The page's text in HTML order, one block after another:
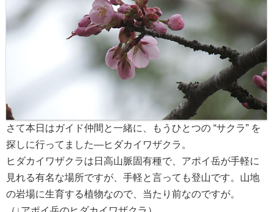
さて本日はガイド仲間と一緒に、もうひとつの “サクラ” を
探しに行ってました―ヒダカイワザクラ。
ヒダカイワザクラは日高山脈固有種で、アポイ岳が手軽に
見れる有名な場所ですが、手軽と言っても登山です。山地
の岩場に生育する植物なので、当たり前なのですが。